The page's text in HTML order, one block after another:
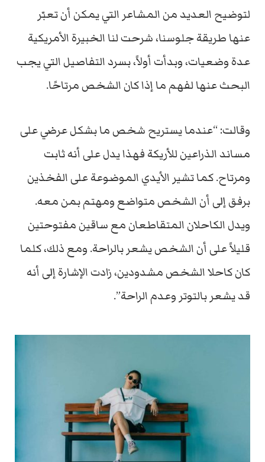
لتوضيح العديد من المشاعر التي يمكن أن تعبّر
عنها طريقة جلوسنا، شرحت لنا الخبيرة الأمريكية
عدة وضعيات، وبدأت أولاً، بسرد التفاصيل التي يجب
البحث عنها لفهم ما إذا كان الشخص مرتاحًا.
وقالت: “عندما يستريح شخص ما بشكل عرضي على
مساند الذراعين للأريكة فهذا يدل على أنه ثابت
ومرتاح. كما تشير الأيدي الموضوعة على الفخذين
برفق إلى أن الشخص متواضع ومهتم بمن معه.
ويدل الكاحلان المتقاطعان مع ساقين مفتوحتين
قليلاً على أن الشخص يشعر بالراحة. ومع ذلك، كلما
كان كاحلا الشخص مشدودين، زادت الإشارة إلى أنه
قد يشعر بالتوتر وعدم الراحة”.